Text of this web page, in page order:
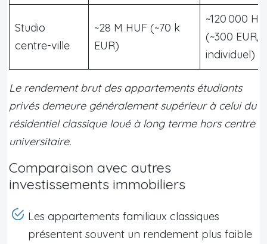
Studio
centre-ville
~28 M HUF (~70 k
EUR)
~120 000
(~300 EUR/
individuel)
Le rendement brut des appartements étudiants
privés demeure généralement supérieur à celui du
résidentiel classique loué à long terme hors centre
universitaire.
Comparaison avec autres
investissements immobiliers
Les appartements familiaux classiques
présentent souvent un rendement plus faible